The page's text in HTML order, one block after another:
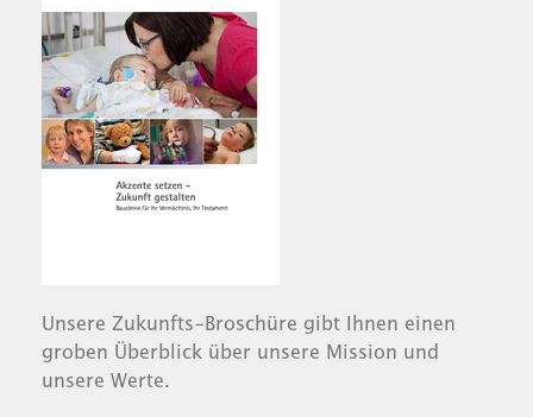
Unsere Zukunfts-Broschüre gibt Ihnen einen
groben Überblick über unsere Mission und
unsere Werte.